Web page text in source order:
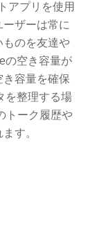
アプリを使用
ザーは常に
ものを友達や
の空き容量が
容量を確保
を整理する場
トーク履歴や
す。